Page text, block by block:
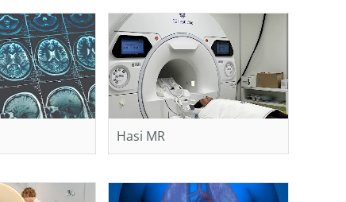
Hasi MR